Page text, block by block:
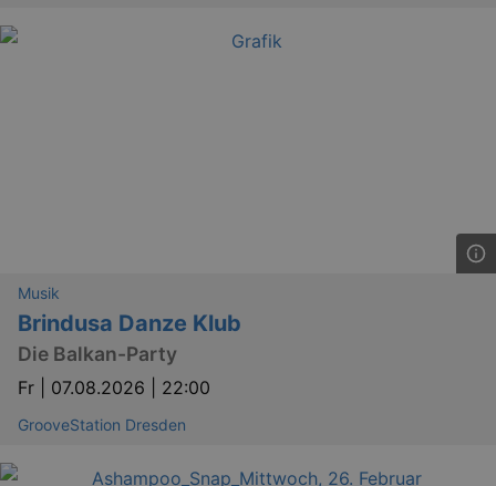
Musik
Brindusa Danze Klub
Die Balkan-Party
Fr | 07.08.2026 | 22:00
GrooveStation Dresden